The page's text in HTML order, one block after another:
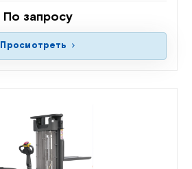
По запросу
Просмотреть